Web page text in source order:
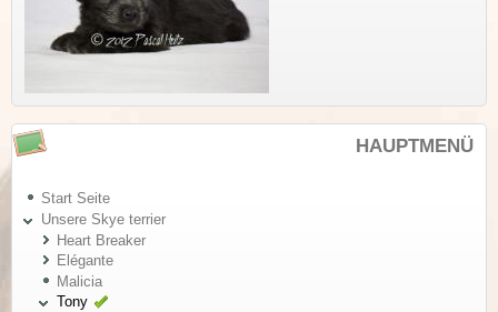
HAUPTMENÜ
Start Seite
Unsere Skye terrier
Heart Breaker
Elégante
Malicia
Tony